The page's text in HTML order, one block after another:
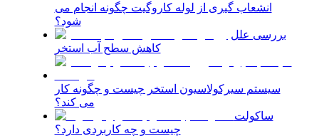
انشعاب گیری از لوله کاروگیت چگونه انجام می
شود؟
بررسی علل
کاهش سطح آب استخر
سیستم سیرکولاسیون استخر چیست و چگونه کار
می کند؟
ساکولت
چیست و چه کاربردی دارد؟